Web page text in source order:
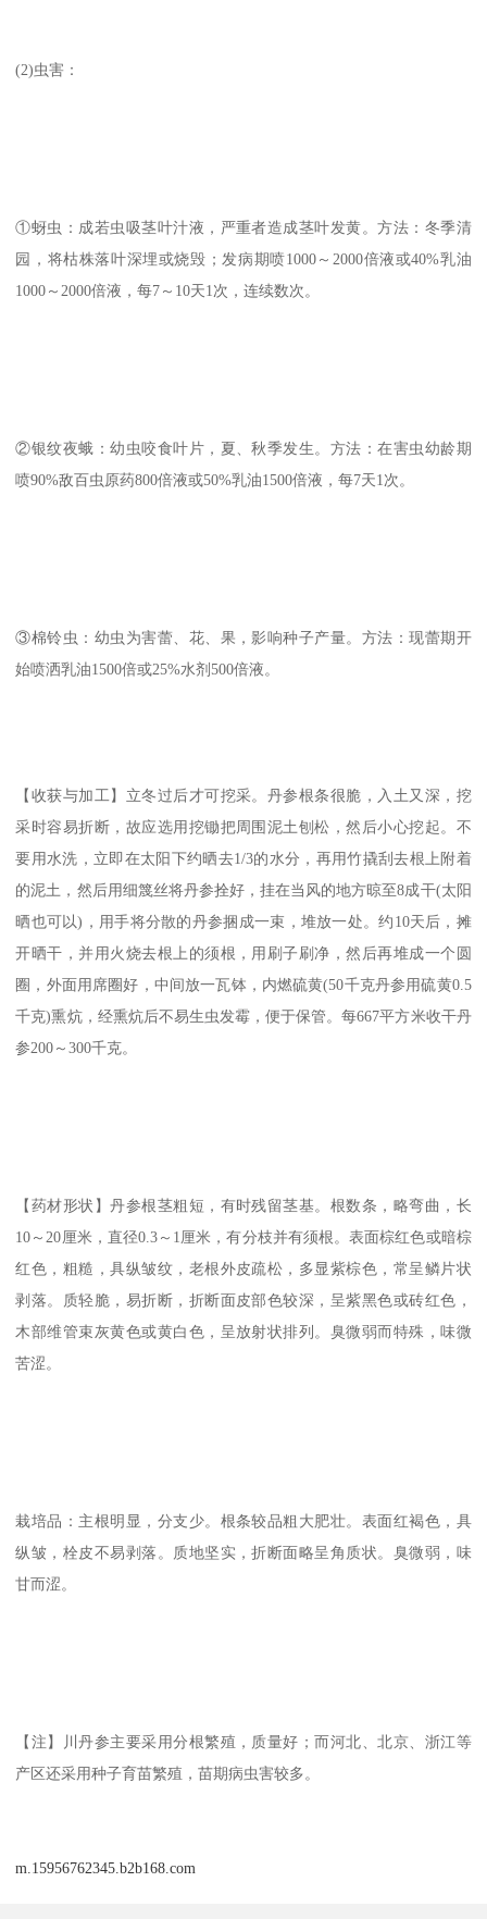
(2)虫害：
①蚜虫：成若虫吸茎叶汁液，严重者造成茎叶发黄。方法：冬季清
园，将枯株落叶深埋或烧毁；发病期喷1000～2000倍液或40%乳油
1000～2000倍液，每7～10天1次，连续数次。
②银纹夜蛾：幼虫咬食叶片，夏、秋季发生。方法：在害虫幼龄期
喷90%敌百虫原药800倍液或50%乳油1500倍液，每7天1次。
③棉铃虫：幼虫为害蕾、花、果，影响种子产量。方法：现蕾期开
始喷洒乳油1500倍或25%水剂500倍液。
【收获与加工】立冬过后才可挖采。丹参根条很脆，入土又深，挖
采时容易折断，故应选用挖锄把周围泥土刨松，然后小心挖起。不
要用水洗，立即在太阳下约晒去1/3的水分，再用竹撬刮去根上附着
的泥土，然后用细篾丝将丹参拴好，挂在当风的地方晾至8成干(太阳
晒也可以)，用手将分散的丹参捆成一束，堆放一处。约10天后，摊
开晒干，并用火烧去根上的须根，用刷子刷净，然后再堆成一个圆
圈，外面用席圈好，中间放一瓦钵，内燃硫黄(50千克丹参用硫黄0.5
千克)熏炕，经熏炕后不易生虫发霉，便于保管。每667平方米收干丹
参200～300千克。
【药材形状】丹参根茎粗短，有时残留茎基。根数条，略弯曲，长
10～20厘米，直径0.3～1厘米，有分枝并有须根。表面棕红色或暗棕
红色，粗糙，具纵皱纹，老根外皮疏松，多显紫棕色，常呈鳞片状
剥落。质轻脆，易折断，折断面皮部色较深，呈紫黑色或砖红色，
木部维管束灰黄色或黄白色，呈放射状排列。臭微弱而特殊，味微
苦涩。
栽培品：主根明显，分支少。根条较品粗大肥壮。表面红褐色，具
纵皱，栓皮不易剥落。质地坚实，折断面略呈角质状。臭微弱，味
甘而涩。
【注】川丹参主要采用分根繁殖，质量好；而河北、北京、浙江等
产区还采用种子育苗繁殖，苗期病虫害较多。
m.15956762345.b2b168.com